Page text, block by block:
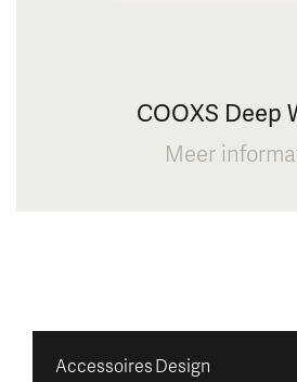
COOXS Deep
Meer
Accessoires Design